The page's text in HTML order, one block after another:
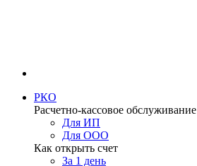
РКО
Расчетно-кассовое обслуживание
Для ИП
Для ООО
Как открыть счет
За 1 день